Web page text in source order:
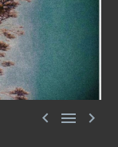
  